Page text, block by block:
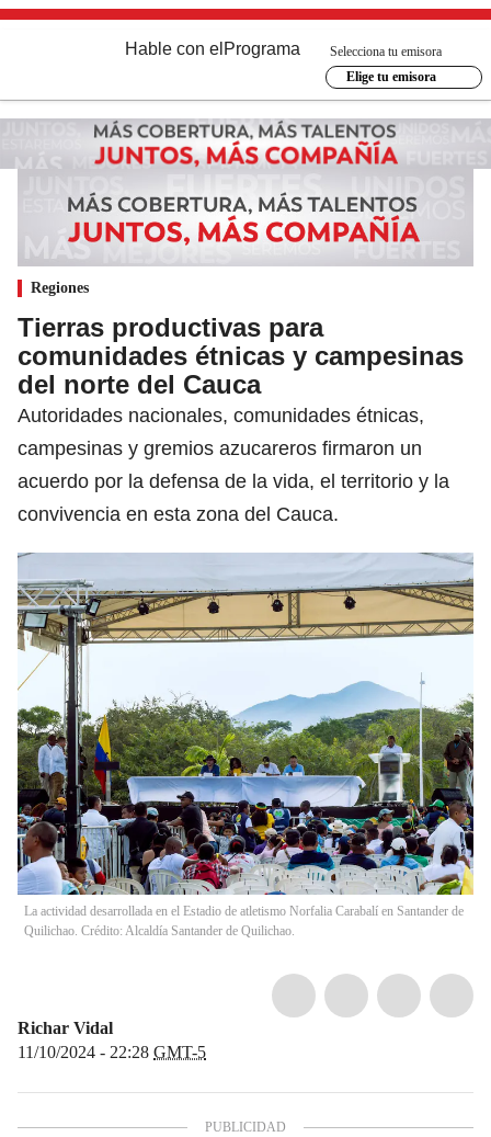
Hable con el Programa
Selecciona tu emisora
Elige tu emisora
Regiones
Tierras productivas para
comunidades étnicas y campesinas
del norte del Cauca
Autoridades nacionales, comunidades étnicas,
campesinas y gremios azucareros firmaron un
acuerdo por la defensa de la vida, el territorio y la
convivencia en esta zona del Cauca.
La actividad desarrollada en el Estadio de atletismo Norfalia Carabalí en Santander de
Quilichao. Crédito: Alcaldía Santander de Quilichao.
Richar Vidal
11/10/2024 - 22:28 GMT-5